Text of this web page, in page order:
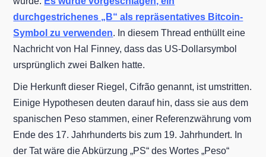
durchgestrichenes „B“ als repräsentatives Bitcoin-
Symbol zu verwenden. In diesem Thread enthüllt eine
Nachricht von Hal Finney, dass das US-Dollarsymbol
ursprünglich zwei Balken hatte.
Die Herkunft dieser Riegel, Cifrão genannt, ist umstritten.
Einige Hypothesen deuten darauf hin, dass sie aus dem
spanischen Peso stammen, einer Referenzwährung vom
Ende des 17. Jahrhunderts bis zum 19. Jahrhundert. In
der Tat wäre die Abkürzung „PS“ des Wortes „Peso“